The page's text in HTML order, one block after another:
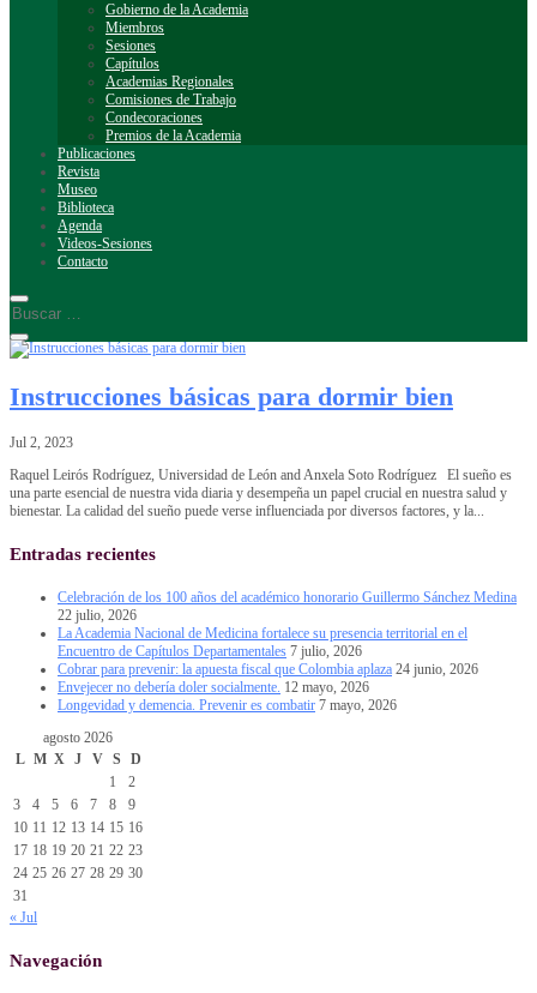
Gobierno de la Academia
Miembros
Sesiones
Capítulos
Academias Regionales
Comisiones de Trabajo
Condecoraciones
Premios de la Academia
Publicaciones
Revista
Museo
Biblioteca
Agenda
Videos-Sesiones
Contacto
Instrucciones básicas para dormir bien
Jul 2, 2023
Raquel Leirós Rodríguez, Universidad de León and Anxela Soto Rodríguez El sueño es
una parte esencial de nuestra vida diaria y desempeña un papel crucial en nuestra salud y
bienestar. La calidad del sueño puede verse influenciada por diversos factores, y la...
Entradas recientes
Celebración de los 100 años del académico honorario Guillermo Sánchez Medina
22 julio, 2026
La Academia Nacional de Medicina fortalece su presencia territorial en el
Encuentro de Capítulos Departamentales 7 julio, 2026
Cobrar para prevenir: la apuesta fiscal que Colombia aplaza 24 junio, 2026
Envejecer no debería doler socialmente. 12 mayo, 2026
Longevidad y demencia. Prevenir es combatir 7 mayo, 2026
agosto 2026
L M X J V S
D
1
2
3
4 5 6 7 8
9
10 11 12 13 14 15 16
17 18 19 20 21 22 23
24 25 26 27 28 29 30
31
« Jul
Navegación